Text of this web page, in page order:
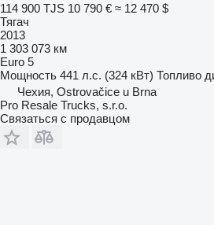
114 900 TJS 10 790 € ≈ 12 470 $
Тягач
2013
1 303 073 км
Euro 5
Мощность 441 л.с. (324 кВт) Топливо
Чехия, Ostrovačice u Brna
Pro Resale Trucks, s.r.o.
Связаться с продавцом